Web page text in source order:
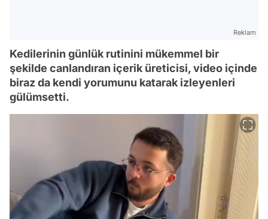
Reklam
Kedilerinin günlük rutinini mükemmel bir
şekilde canlandıran içerik üreticisi, video içinde
biraz da kendi yorumunu katarak izleyenleri
gülümsetti.